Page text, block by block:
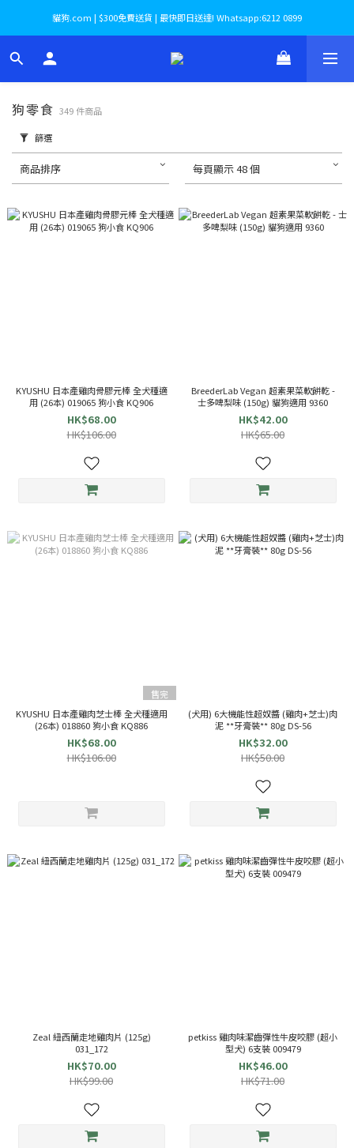
貓狗.com | $300免費送貨 | 最快即日送達! Whatsapp:6212 0899
狗零食 349 件商品
篩選
商品排序 每頁顯示 48 個
KYUSHU 日本產雞肉骨膠元棒 全犬種適
用 (26本) 019065 狗小食 KQ906
HK$68.00
HK$106.00
BreederLab Vegan 超素果菜軟餅乾 -
士多啤梨味 (150g) 貓狗適用 9360
HK$42.00
HK$65.00
售完
KYUSHU 日本產雞肉芝士棒 全犬種適用
(26本) 018860 狗小食 KQ886
HK$68.00
HK$106.00
(犬用) 6大機能性超奴醬 (雞肉+芝士)肉
泥 **牙膏裝** 80g DS-56
HK$32.00
HK$50.00
Zeal 紐西蘭走地雞肉片 (125g)
031_172
HK$70.00
HK$99.00
petkiss 雞肉味潔齒彈性牛皮咬膠 (超小
型犬) 6支裝 009479
HK$46.00
HK$71.00